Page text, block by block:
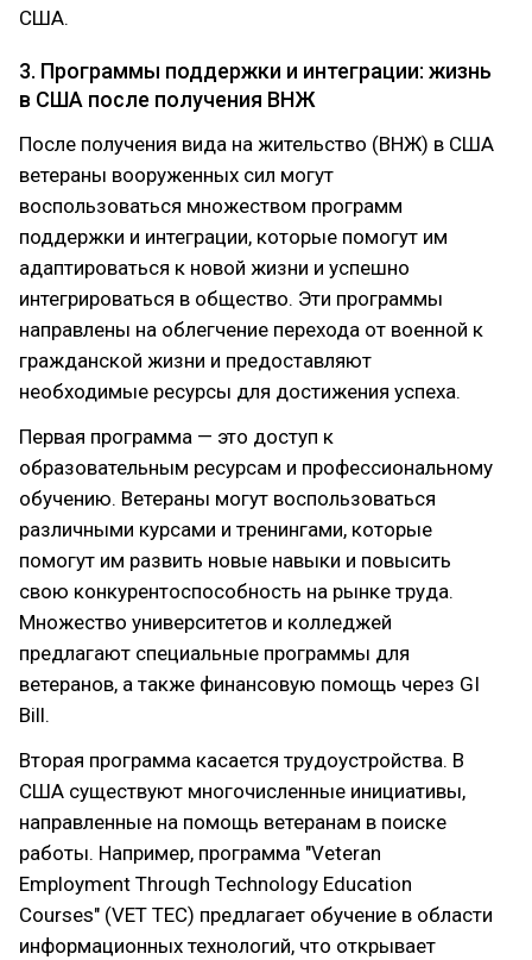
США.
3. Программы поддержки и интеграции: жизнь
в США после получения ВНЖ
После получения вида на жительство (ВНЖ) в США
ветераны вооруженных сил могут
воспользоваться множеством программ
поддержки и интеграции, которые помогут им
адаптироваться к новой жизни и успешно
интегрироваться в общество. Эти программы
направлены на облегчение перехода от военной к
гражданской жизни и предоставляют
необходимые ресурсы для достижения успеха.
Первая программа — это доступ к
образовательным ресурсам и профессиональному
обучению. Ветераны могут воспользоваться
различными курсами и тренингами, которые
помогут им развить новые навыки и повысить
свою конкурентоспособность на рынке труда.
Множество университетов и колледжей
предлагают специальные программы для
ветеранов, а также финансовую помощь через GI
Bill.
Вторая программа касается трудоустройства. В
США существуют многочисленные инициативы,
направленные на помощь ветеранам в поиске
работы. Например, программа "Veteran
Employment Through Technology Education
Courses" (VET TEC) предлагает обучение в области
информационных технологий, что открывает